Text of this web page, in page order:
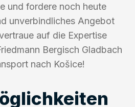
und fordere noch heute
unverbindliches Angebot
auf die Expertise
Bergisch Gladbach
nach Košice!